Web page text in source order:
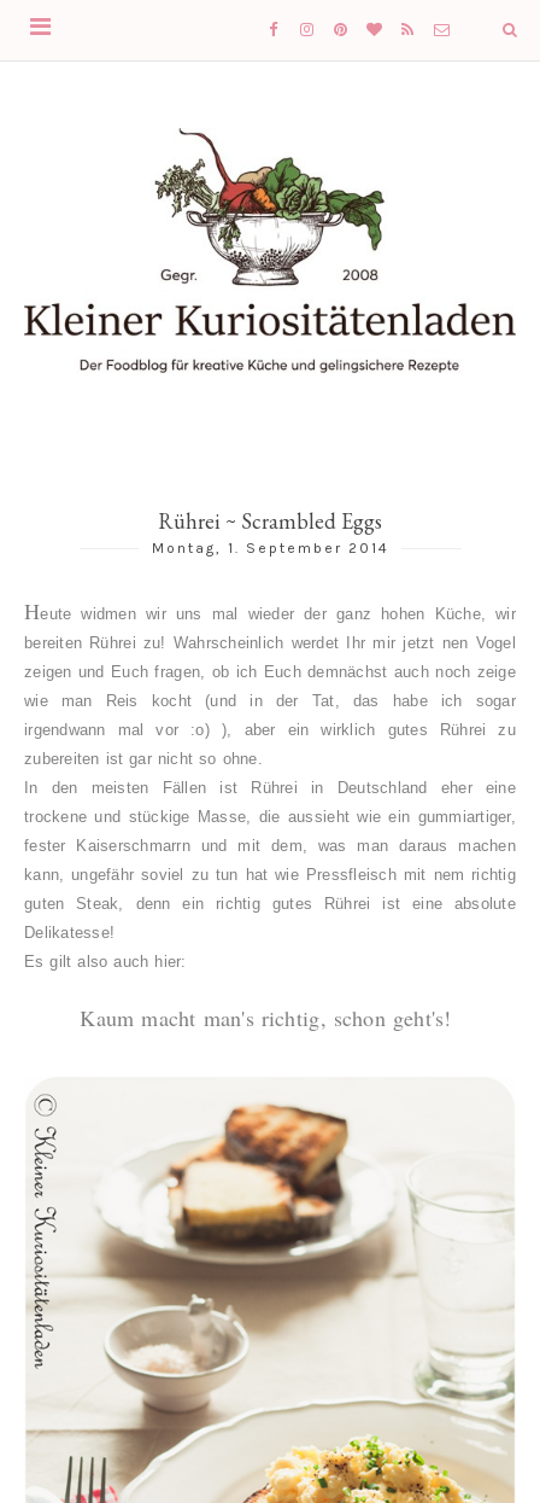
Rührei ~ Scrambled Eggs
Montag, 1. September 2014
Heute widmen wir uns mal wieder der ganz hohen Küche, wir
bereiten Rührei zu! Wahrscheinlich werdet Ihr mir jetzt nen Vogel
zeigen und Euch fragen, ob ich Euch demnächst auch noch zeige
wie man Reis kocht (und in der Tat, das habe ich sogar
irgendwann mal vor :o) ), aber ein wirklich gutes Rührei zu
zubereiten ist gar nicht so ohne.
In den meisten Fällen ist Rührei in Deutschland eher eine
trockene und stückige Masse, die aussieht wie ein gummiartiger,
fester Kaiserschmarrn und mit dem, was man daraus machen
kann, ungefähr soviel zu tun hat wie Pressfleisch mit nem richtig
guten Steak, denn ein richtig gutes Rührei ist eine absolute
Delikatesse!
Es gilt also auch hier:
Kaum macht man's richtig, schon geht's!